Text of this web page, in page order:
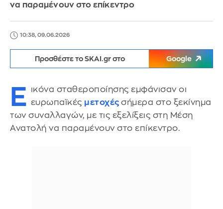
να παραμένουν στο επίκεντρο
10:38, 09.06.2026
Προσθέστε το SKAI.gr στο Google
Ε ικόνα σταθεροποίησης εμφάνισαν οι
ευρωπαϊκές μετοχές σήμερα στο ξεκίνημα
των συναλλαγών, με τις εξελίξεις στη Μέση
Ανατολή να παραμένουν στο επίκεντρο.